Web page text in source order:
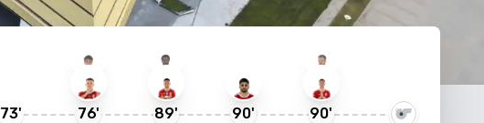
73' 76' 89' 90' 90'